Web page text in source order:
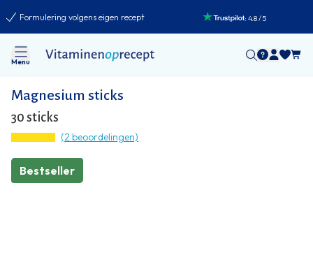
Formulering volgens eigen recept :4.8/5
Menu
Magnesium sticks
30 sticks
(2 beoordelingen)
Bestseller